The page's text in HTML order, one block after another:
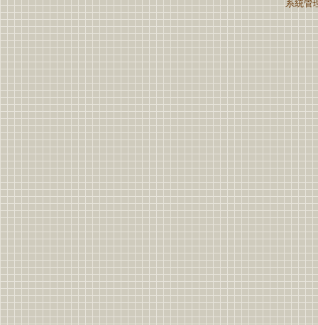
系統管